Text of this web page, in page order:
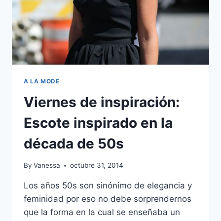
A LA MODE
Viernes de inspiración:
Escote inspirado en la
década de 50s
By Vanessa octubre 31, 2014
Los años 50s son sinónimo de elegancia y
feminidad por eso no debe sorprendernos
que la forma en la cual se enseñaba un